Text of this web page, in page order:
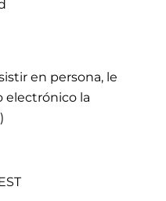
en persona, le
electrónico la